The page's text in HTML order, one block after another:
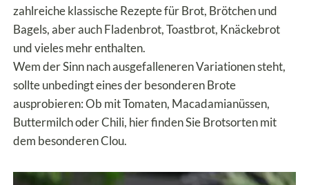
zahlreiche klassische Rezepte für Brot, Brötchen und
Bagels, aber auch Fladenbrot, Toastbrot, Knäckebrot
und vieles mehr enthalten.
Wem der Sinn nach ausgefalleneren Variationen steht,
sollte unbedingt eines der besonderen Brote
ausprobieren: Ob mit Tomaten, Macadamianüssen,
Buttermilch oder Chili, hier finden Sie Brotsorten mit
dem besonderen Clou.